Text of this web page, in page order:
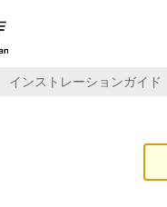
インストレーションガイド